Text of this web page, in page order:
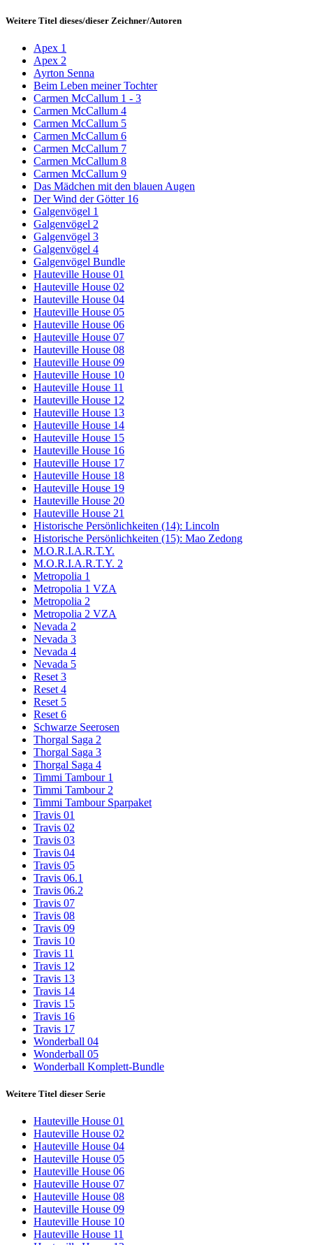
Weitere Titel dieses/dieser Zeichner/Autoren
Apex 1
Apex 2
Ayrton Senna
Beim Leben meiner Tochter
Carmen McCallum 1 - 3
Carmen McCallum 4
Carmen McCallum 5
Carmen McCallum 6
Carmen McCallum 7
Carmen McCallum 8
Carmen McCallum 9
Das Mädchen mit den blauen Augen
Der Wind der Götter 16
Galgenvögel 1
Galgenvögel 2
Galgenvögel 3
Galgenvögel 4
Galgenvögel Bundle
Hauteville House 01
Hauteville House 02
Hauteville House 04
Hauteville House 05
Hauteville House 06
Hauteville House 07
Hauteville House 08
Hauteville House 09
Hauteville House 10
Hauteville House 11
Hauteville House 12
Hauteville House 13
Hauteville House 14
Hauteville House 15
Hauteville House 16
Hauteville House 17
Hauteville House 18
Hauteville House 19
Hauteville House 20
Hauteville House 21
Historische Persönlichkeiten (14): Lincoln
Historische Persönlichkeiten (15): Mao Zedong
M.O.R.I.A.R.T.Y.
M.O.R.I.A.R.T.Y. 2
Metropolia 1
Metropolia 1 VZA
Metropolia 2
Metropolia 2 VZA
Nevada 2
Nevada 3
Nevada 4
Nevada 5
Reset 3
Reset 4
Reset 5
Reset 6
Schwarze Seerosen
Thorgal Saga 2
Thorgal Saga 3
Thorgal Saga 4
Timmi Tambour 1
Timmi Tambour 2
Timmi Tambour Sparpaket
Travis 01
Travis 02
Travis 03
Travis 04
Travis 05
Travis 06.1
Travis 06.2
Travis 07
Travis 08
Travis 09
Travis 10
Travis 11
Travis 12
Travis 13
Travis 14
Travis 15
Travis 16
Travis 17
Wonderball 04
Wonderball 05
Wonderball Komplett-Bundle
Weitere Titel dieser Serie
Hauteville House 01
Hauteville House 02
Hauteville House 04
Hauteville House 05
Hauteville House 06
Hauteville House 07
Hauteville House 08
Hauteville House 09
Hauteville House 10
Hauteville House 11